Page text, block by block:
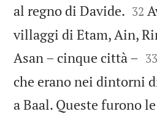
al regno di Davide. 

32
villaggi di Etam, Ain,
Asan – cinque città – 

33
che erano nei dintorni
a Baal. Queste furono